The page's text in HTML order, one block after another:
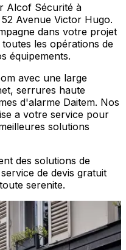
Alcof Sécurité à
52 Avenue Victor Hugo.
dans votre projet
les opérations de
équipements.
avec une large
serrures haute
d'alarme Daitem. Nos
a votre service pour
solutions
des solutions de
de devis gratuit
serenite.